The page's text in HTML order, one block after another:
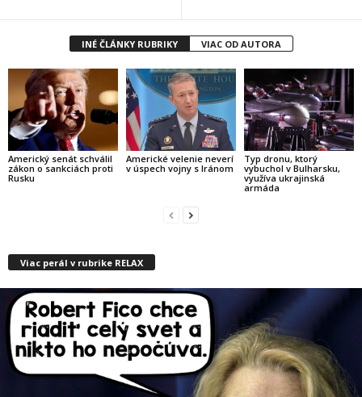
INÉ ČLÁNKY RUBRIKY VIAC OD AUTORA
Americký senát schválil
zákon o sankciách proti
Rusku
Americké velenie neverí
v úspech vojny s Iránom
Typ dronu, ktorý
vybuchol v Bulharsku,
využíva ukrajinská
armáda
Viac perál v rubrike RELAX